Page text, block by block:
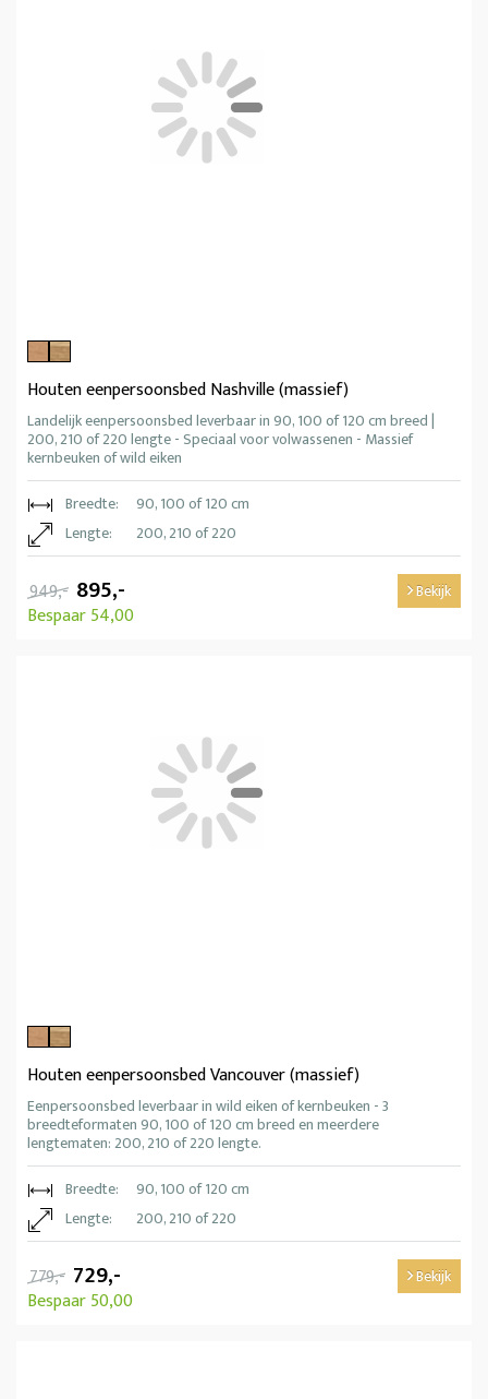
Houten eenpersoonsbed Nashville (massief)
Landelijk eenpersoonsbed leverbaar in 90, 100 of 120 cm breed |
200, 210 of 220 lengte - Speciaal voor volwassenen - Massief
kernbeuken of wild eiken
Breedte:
90, 100 of 120 cm
Lengte:
200, 210 of 220
949,- 895,-
Bespaar 54,00
Bekijk
Houten eenpersoonsbed Vancouver (massief)
Eenpersoonsbed leverbaar in wild eiken of kernbeuken - 3
breedteformaten 90, 100 of 120 cm breed en meerdere
lengtematen: 200, 210 of 220 lengte.
Breedte:
90, 100 of 120 cm
Lengte:
200, 210 of 220
779,- 729,-
Bespaar 50,00
Bekijk